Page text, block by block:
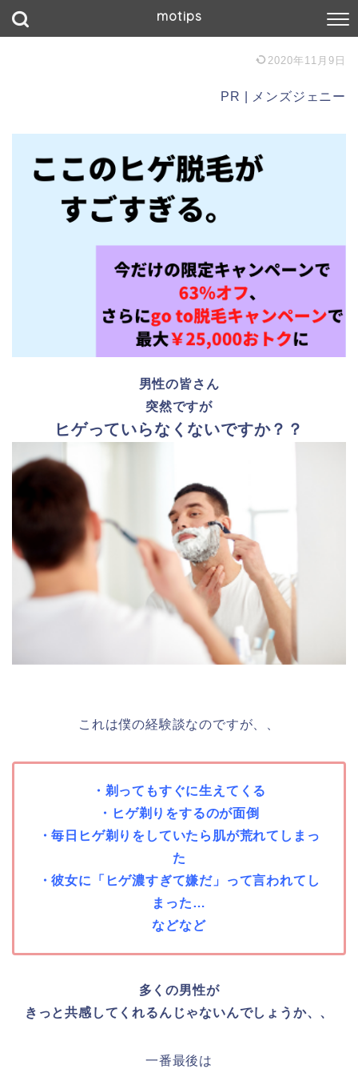
motips
2020年11月9日
PR | メンズジェニー
男性の皆さん
突然ですが
ヒゲっていらなくないですか？？
これは僕の経験談なのですが、、
・剃ってもすぐに生えてくる
・ヒゲ剃りをするのが面倒
・毎日ヒゲ剃りをしていたら肌が荒れてしまっ
た
・彼女に「ヒゲ濃すぎて嫌だ」って言われてし
まった…
などなど
多くの男性が
きっと共感してくれるんじゃないんでしょうか、、
一番最後は